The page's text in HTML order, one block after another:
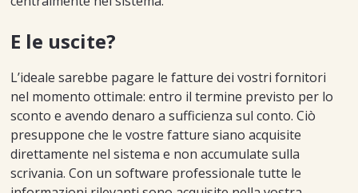
E le uscite?
L’ideale sarebbe pagare le fatture dei vostri fornitori
nel momento ottimale: entro il termine previsto per lo
sconto e avendo denaro a sufficienza sul conto. Ciò
presuppone che le vostre fatture siano acquisite
direttamente nel sistema e non accumulate sulla
scrivania. Con un software professionale tutte le